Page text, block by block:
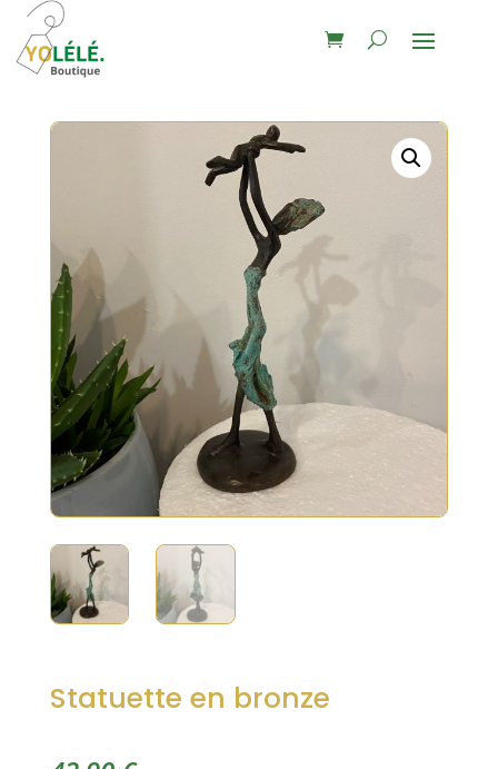
Statuette en bronze